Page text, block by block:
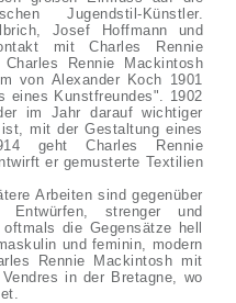
Jugendstil-Künstler.
Josef Hoffmann und
mit Charles Rennie
Rennie Mackintosh
von Alexander Koch 1901
eines Kunstfreundes". 1902
im Jahr darauf wichtiger
mit der Gestaltung eines
geht Charles Rennie
er gemusterte Textilien
Arbeiten sind gegenüber
Entwürfen, strenger und
die Gegensätze hell
und feminin, modern
Rennie Mackintosh mit
in der Bretagne, wo